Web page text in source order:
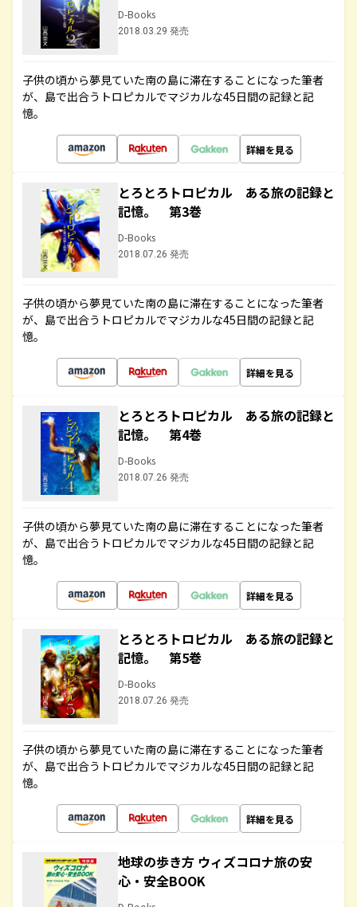
D-Books
2018.03.29 発売
子供の頃から夢見ていた南の島に滞在することになった筆者
が、島で出合うトロピカルでマジカルな45日間の記録と記
憶。
詳細を見る
とろとろトロピカル ある旅の記録と
記憶。 第3巻
D-Books
2018.07.26 発売
子供の頃から夢見ていた南の島に滞在することになった筆者
が、島で出合うトロピカルでマジカルな45日間の記録と記
憶。
詳細を見る
とろとろトロピカル ある旅の記録と
記憶。 第4巻
D-Books
2018.07.26 発売
子供の頃から夢見ていた南の島に滞在することになった筆者
が、島で出合うトロピカルでマジカルな45日間の記録と記
憶。
詳細を見る
とろとろトロピカル ある旅の記録と
記憶。 第5巻
D-Books
2018.07.26 発売
子供の頃から夢見ていた南の島に滞在することになった筆者
が、島で出合うトロピカルでマジカルな45日間の記録と記
憶。
詳細を見る
地球の歩き方 ウィズコロナ旅の安
心・安全BOOK